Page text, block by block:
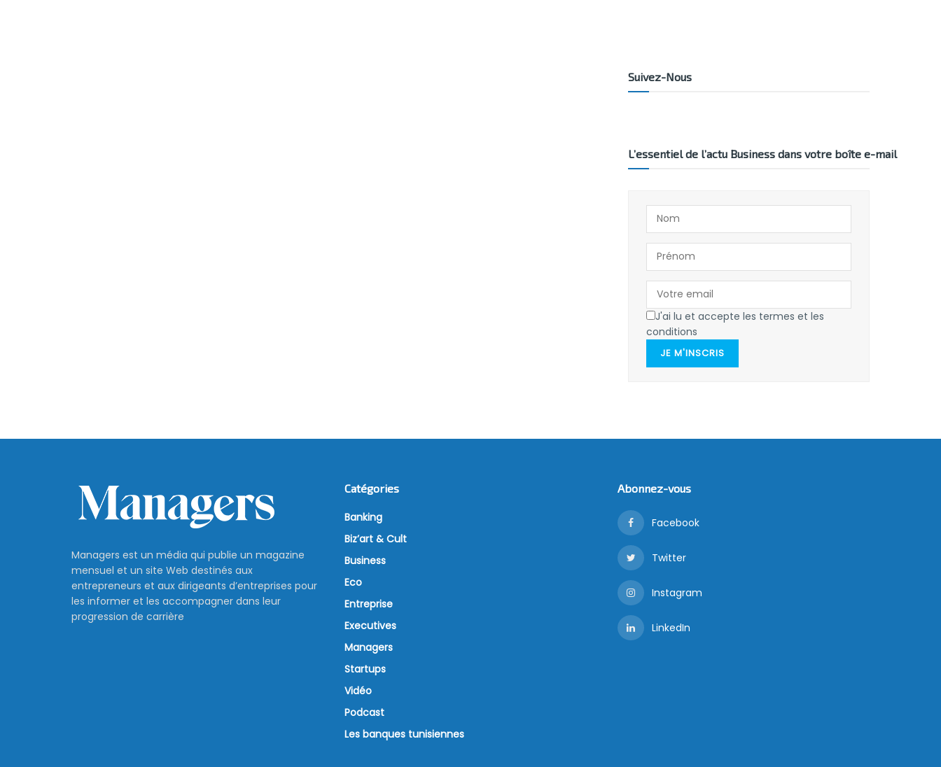
Suivez-Nous
L’essentiel de l’actu Business dans votre boîte e-mail
J'ai lu et accepte les termes et les
conditions
JE M'INSCRIS
Managers est un média qui publie un magazine
mensuel et un site Web destinés aux
entrepreneurs et aux dirigeants d’entreprises pour
les informer et les accompagner dans leur
progression de carrière
Catégories
Banking
Biz’art & Cult
Business
Eco
Entreprise
Executives
Managers
Startups
Vidéo
Podcast
Les banques tunisiennes
Abonnez-vous
Facebook
Twitter
Instagram
LinkedIn